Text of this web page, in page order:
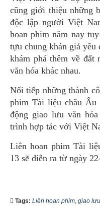
cũng giới thiệu những
độc lập người Việt
hoan phim năm nay
tựu chung khán giả yêu
khám phá thêm về đất
văn hóa khác nhau.
Nối tiếp những thành
phim Tài liệu châu
động giao lưu văn
trình hợp tác với Việt
Liên hoan phim Tài
13 sẽ diễn ra từ ngày
Tags: Liên hoan phim, giao